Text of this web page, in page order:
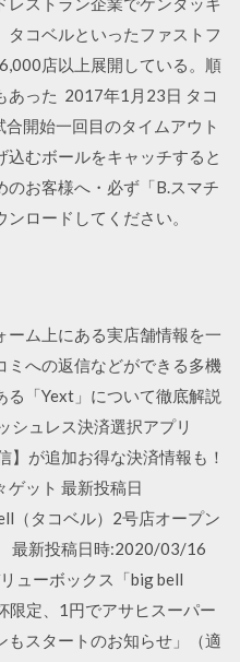
コベルといったファストフ
店以上展開している。順
あった 2017年1月23日 タコ
開始一回目のタイムアウト
むボールをキャッチすると
のお客様へ・必ず「B.スマチ
ロードしてください。
ーム上にある実店舗情報を一
ミへの返信などができる多機
「Yext」について徹底解説
シュレス決済選択アプリ
】が追加お得な決済情報も！
ゲット 最新投稿日
（タコベル）2号店オープン
最新投稿日時:2020/03/16
ューボックス「big bell
定、1円でアサヒスーパー
もスタートのお知らせ」（適